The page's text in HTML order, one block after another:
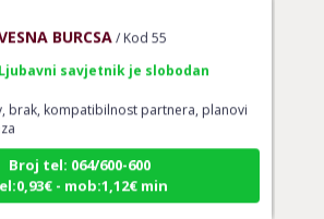
brak, kompatibilnost partnera, planovi
Broj tel: 064/600-600
tel:0,93€ - mob:1,12€ min